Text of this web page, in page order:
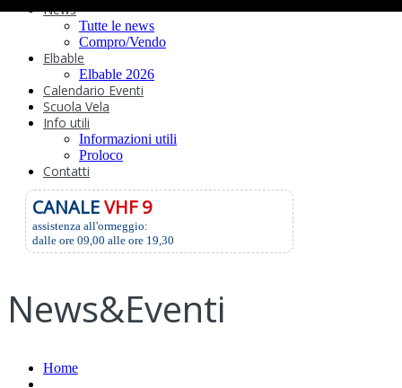
News
Tutte le news
Compro/Vendo
Elbable
Elbable 2026
Calendario Eventi
Scuola Vela
Info utili
Informazioni utili
Proloco
Contatti
CANALEVHF 9
assistenza all'ormeggio:
dalle ore 09,00 alle ore 19,30
News&Eventi
Home